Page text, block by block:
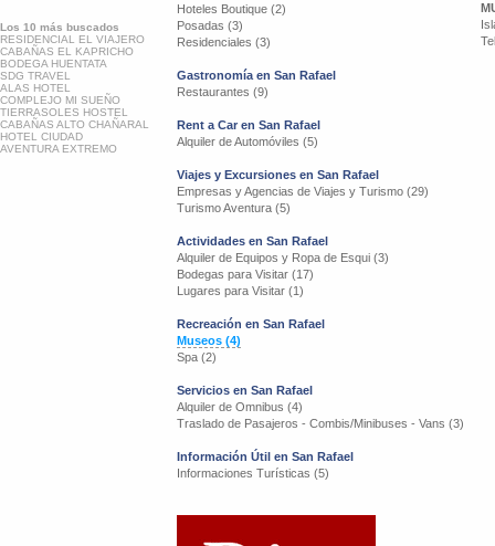
Los 10 más buscados
RESIDENCIAL EL VIAJERO
CABAÑAS EL KAPRICHO
BODEGA HUENTATA
SDG TRAVEL
ALAS HOTEL
COMPLEJO MI SUEÑO
TIERRASOLES HOSTEL
CABAÑAS ALTO CHAÑARAL
HOTEL CIUDAD
AVENTURA EXTREMO
Hoteles Boutique (2)
Posadas (3)
Residenciales (3)
Gastronomía en San Rafael
Restaurantes (9)
Rent a Car en San Rafael
Alquiler de Automóviles (5)
Viajes y Excursiones en San Rafael
Empresas y Agencias de Viajes y Turismo (29)
Turismo Aventura (5)
Actividades en San Rafael
Alquiler de Equipos y Ropa de Esqui (3)
Bodegas para Visitar (17)
Lugares para Visitar (1)
Recreación en San Rafael
Museos (4)
Spa (2)
Servicios en San Rafael
Alquiler de Omnibus (4)
Traslado de Pasajeros - Combis/Minibuses - Vans (3)
Información Útil en San Rafael
Informaciones Turísticas (5)